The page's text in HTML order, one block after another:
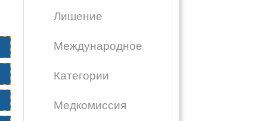
Лишение
Международное
Категории
Медкомиссия